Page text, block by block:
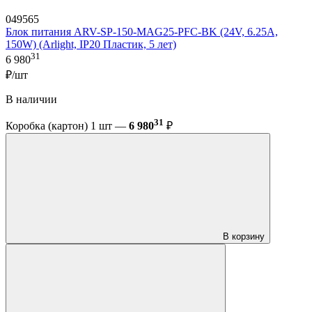
049565
Блок питания ARV-SP-150-MAG25-PFC-BK (24V, 6.25A,
150W) (Arlight, IP20 Пластик, 5 лет)
6 98031
₽/шт
В наличии
Коробка (картон) 1 шт — 6 98031 ₽
В корзину